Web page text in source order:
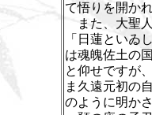
て悟りを開か
また、大聖人
「日蓮といゐ
は魂魄佐土の
と仰せですが
ま久遠元初の
のように明か